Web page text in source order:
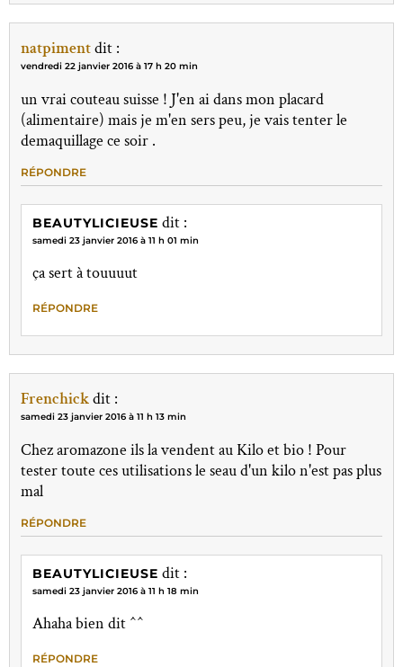
natpimentdit :
vendredi 22 janvier 2016 à 17 h 20 min
un vrai couteau suisse ! J'en ai dans mon placard
(alimentaire) mais je m'en sers peu, je vais tenter le
demaquillage ce soir .
RÉPONDRE
BEAUTYLICIEUSE dit :
samedi 23 janvier 2016 à 11 h 01 min
ça sert à touuuut
RÉPONDRE
Frenchickdit :
samedi 23 janvier 2016 à 11 h 13 min
Chez aromazone ils la vendent au Kilo et bio ! Pour
tester toute ces utilisations le seau d'un kilo n'est pas plus
mal
RÉPONDRE
BEAUTYLICIEUSE dit :
samedi 23 janvier 2016 à 11 h 18 min
Ahaha bien dit ^^
RÉPONDRE